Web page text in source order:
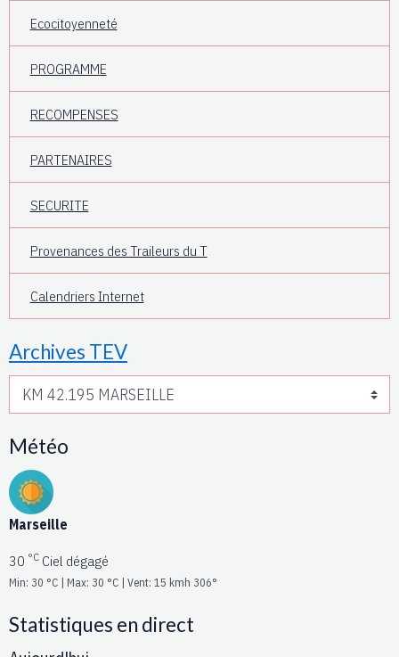
Ecocitoyenneté
PROGRAMME
RECOMPENSES
PARTENAIRES
SECURITE
Provenances des Traileurs du T
Calendriers Internet
Archives TEV
Météo
Marseille
30 °C Ciel dégagé
Min: 30 °C | Max: 30 °C | Vent: 15 kmh 306°
Statistiques en direct